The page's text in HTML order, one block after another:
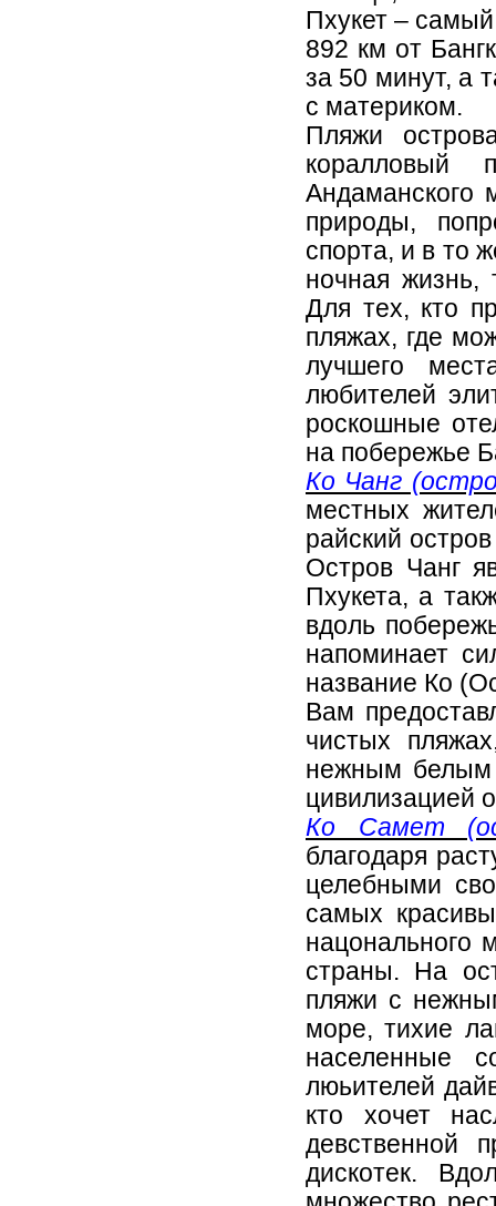
Пхукет –
892 км от
за 50 минут, а
с материком.
Пляжи
коралловый
Андаманского
природы,
спорта, и в то
ночная жизнь,
Для тех, кто
пляжах, где
лучшего
любителей
роскошные
на побережье
Ко Чанг
местных
райский
Остров Чанг
Пхукета, а
вдоль
напоминает
название Ко
Вам
чистых
нежным белым
цивилизацией
Ко Самет
благодаря
целебными
самых
нацонального
страны. На
пляжи с
море, тихие
населенные
люьителей
кто хочет
девственной
дискотек.